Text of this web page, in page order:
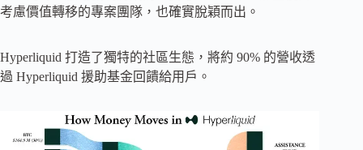
考慮價值轉移的專案團隊，也確實脫穎而出。
Hyperliquid 打造了獨特的社區生態，將約 90% 的營收透
過 Hyperliquid 援助基金回饋給用戶。